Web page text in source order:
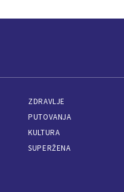
ZDRAVLJE
PUTOVANJA
KULTURA
SUPERŽENA